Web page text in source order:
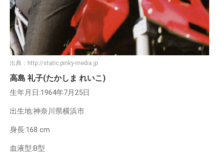
出典： http://static.pinky-media.jp
高島 礼子(たかしま れいこ)
生年月日:1964年7月25日
出生地:神奈川県横浜市
身長:168 cm
血液型:B型